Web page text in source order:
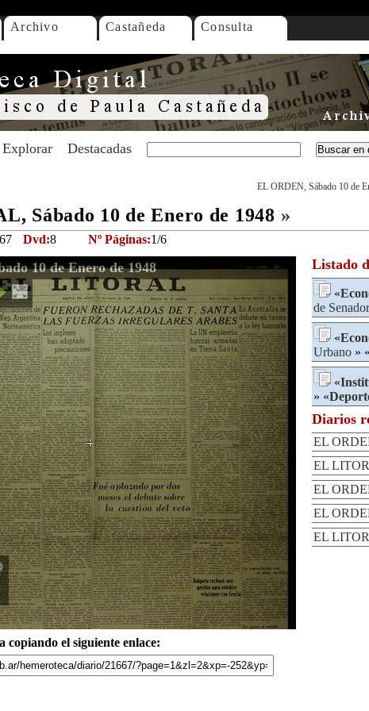
Archivo Castañeda Consulta
Explorar Destacadas
EL ORDEN, Sábado 10 de
Sábado 10 de Enero de 1948 »
Dvd:8 Nº Páginas:1/6
10 de Enero de 1948
copiando el siguiente enlace:
Listado
«
de
«
Urbano » «
«
» «
Diarios
EL
EL
EL
EL
EL